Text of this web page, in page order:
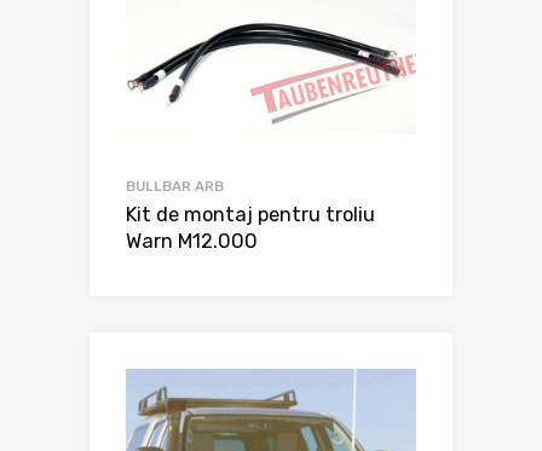
BULLBAR ARB
Kit de montaj pentru troliu
Warn M12.000